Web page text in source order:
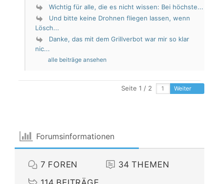
Wichtig für alle, die es nicht wissen: Bei höchste...
Und bitte keine Drohnen fliegen lassen, wenn
Lösch...
Danke, das mit dem Grillverbot war mir so klar
nic...
alle beiträge ansehen
Seite 1 / 2 Weiter
Forumsinformationen
7 FOREN 34 THEMEN